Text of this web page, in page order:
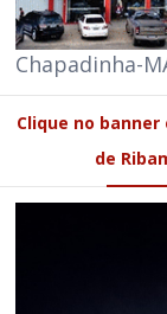
Chapadinha-
Clique no
de